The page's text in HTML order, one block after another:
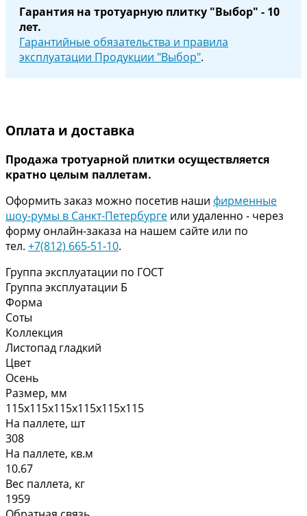
Гарантия на тротуарную плитку "Выбор" - 10
лет.
Гарантийные обязательства и правила
эксплуатации Продукции "Выбор".
Оплата и доставка
Продажа тротуарной плитки осуществляется
кратно целым паллетам.
Оформить заказ можно посетив наши фирменные
шоу-румы в Санкт-Петербурге или удаленно - через
форму онлайн-заказа на нашем сайте или по
тел. +7(812) 665-51-10.
Группа эксплуатации по ГОСТ
Группа эксплуатации Б
Форма
Соты
Коллекция
Листопад гладкий
Цвет
Осень
Размер, мм
115х115х115х115х115х115
На паллете, шт
308
На паллете, кв.м
10.67
Вес паллета, кг
1959